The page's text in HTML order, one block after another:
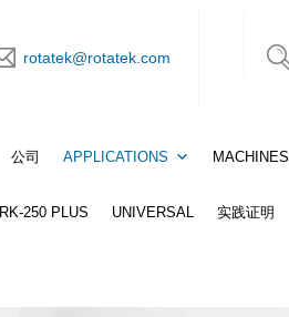
rotatek@rotatek.com
公司 APPLICATIONS MACHINES
RK-250 PLUS UNIVERSAL 实践证明